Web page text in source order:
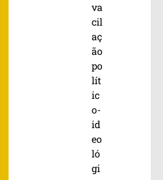
va
cil
aç
ão
po
lít
ic
o-
id
eo
ló
gi